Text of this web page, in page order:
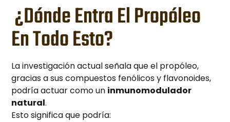
¿Dónde Entra El Propóleo
En Todo Esto?
La investigación actual señala que el propóleo,
gracias a sus compuestos fenólicos y flavonoides,
podría actuar como un inmunomodulador
natural.
Esto significa que podría: